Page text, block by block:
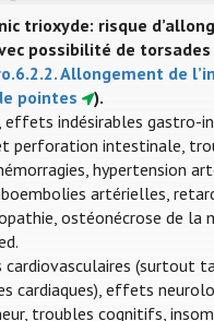
trioxyde: risque
possibilité de torsades
Allongement de
pointes
).
effets indésirables gastro-
perforation intestinale,
hypertension
artérielles,
ostéonécrose de la
(surtout
cardiaques), effets
troubles cognitifs,